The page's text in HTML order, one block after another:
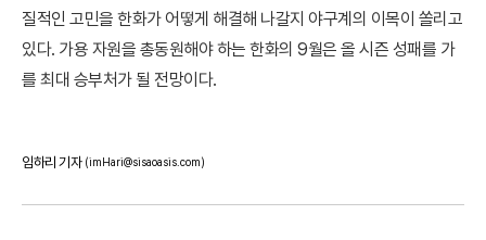
질적인 고민을 한화가 어떻게 해결해 나갈지 야구계의 이목이 쏠리고
있다. 가용 자원을 총동원해야 하는 한화의 9월은 올 시즌 성패를 가
를 최대 승부처가 될 전망이다.
임하리 기자 (imHari@sisaoasis.com)